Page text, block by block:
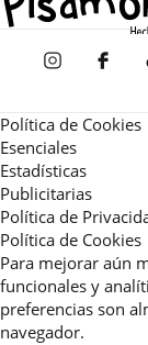
Política de Cookies
Esenciales
Estadísticas
Publicitarias
Política de
Política de Cookies
Para mejorar aún
funcionales y
preferencias son
navegador.